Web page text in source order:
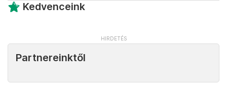
Kedvenceink
Partnereinktől